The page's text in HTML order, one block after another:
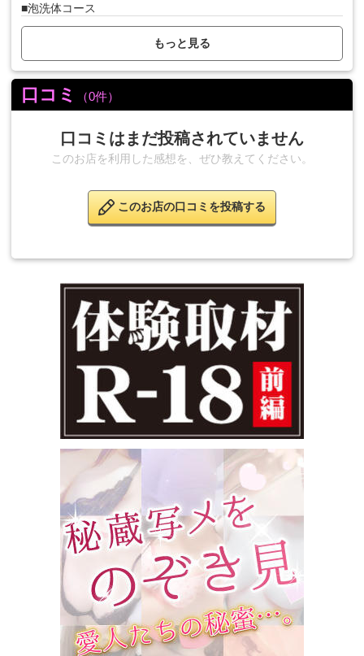
■泡洗体コース
密着泡洗体 × 性感アロマオイルマッサージ
70分
21,000円⇒19,000円
120分
36,000円⇒34,000円
150分
44,000円⇒42,000円
180分
55,000円⇒53,000円
指名料
1,000円～
ご利用案内
小岩発派遣型デリヘルのお店です。
ご利用の際は、下記までお電話ください。
電話番号：03-6231-7972
営業時間：12:00～翌5:00
もっと見る
口コミ （0件）
口コミはまだ投稿されていません
このお店を利用した感想を、ぜひ教えてください。
このお店の口コミを投稿する